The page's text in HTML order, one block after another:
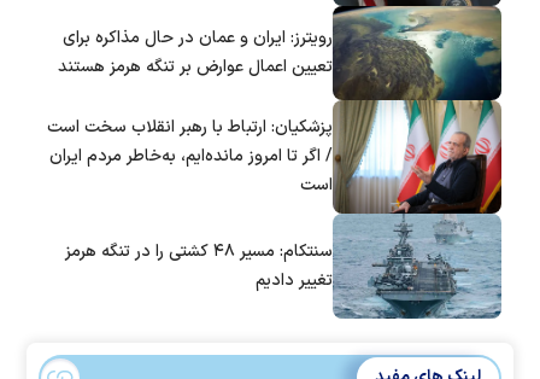
رویترز: ایران و عمان در حال مذاکره برای
تعیین اعمال عوارض بر تنگه هرمز هستند
پزشکیان: ارتباط با رهبر انقلاب سخت است
/ اگر تا امروز مانده‌ایم، به‌خاطر مردم ایران
است
سنتکام: مسیر ۴۸ کشتی را در تنگه هرمز
تغییر دادیم